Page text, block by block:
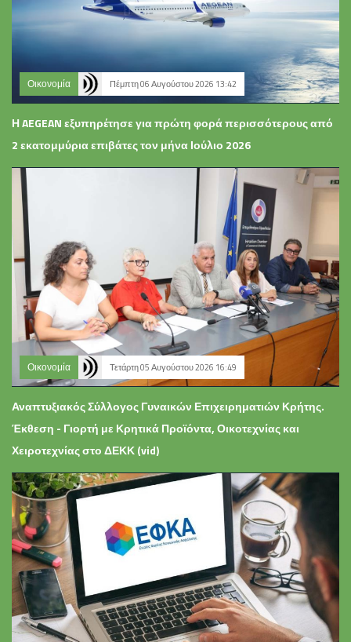
Οικονομία Πέμπτη 06 Αυγούστου 2026 13:42
Η AEGEAN εξυπηρέτησε για πρώτη φορά περισσότερους από
2 εκατομμύρια επιβάτες τον μήνα Ιούλιο 2026
Οικονομία Τετάρτη 05 Αυγούστου 2026 16:49
Αναπτυξιακός Σύλλογος Γυναικών Επιχειρηματιών Κρήτης.
Έκθεση - Γιορτή με Κρητικά Προϊόντα, Οικοτεχνίας και
Χειροτεχνίας στο ΔΕΚΚ (vid)